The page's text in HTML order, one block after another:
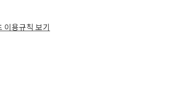
이용규칙 보기